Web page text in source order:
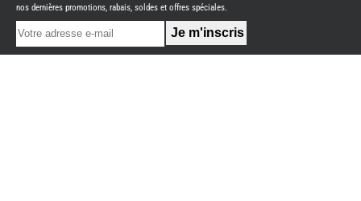
FOURGON
BENIMAR
FOURGON
nos dernières promotions, rabais, soldes et offres spéciales.